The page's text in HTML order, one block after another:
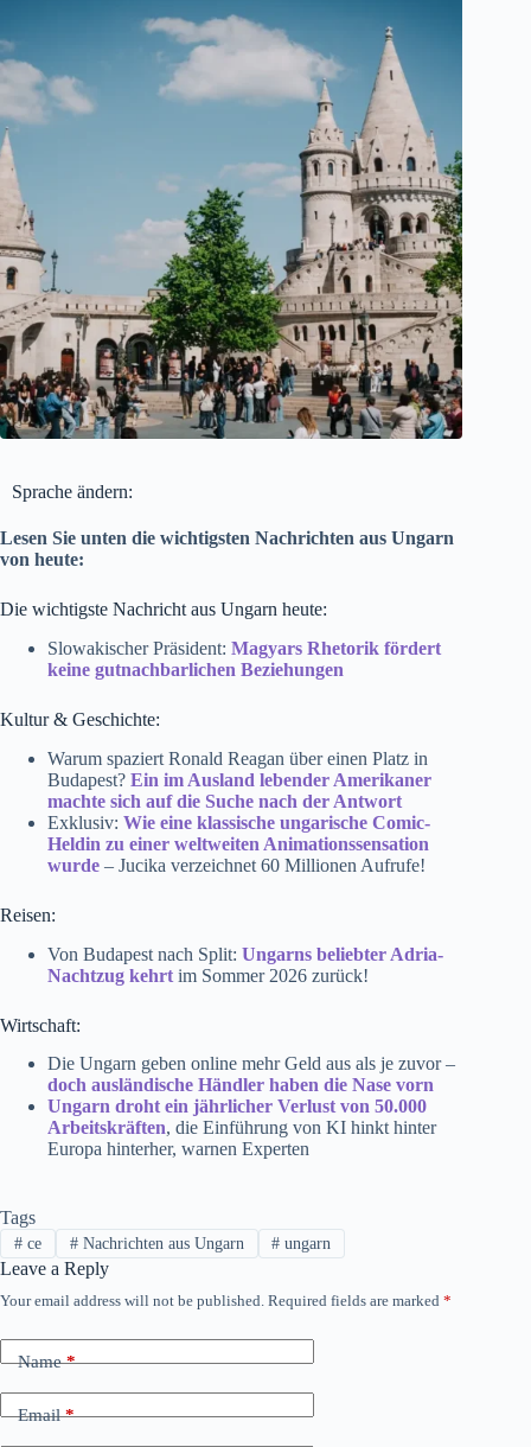
Sprache ändern:
Lesen Sie unten die wichtigsten Nachrichten aus Ungarn
von heute:
Die wichtigste Nachricht aus Ungarn heute:
Slowakischer Präsident: Magyars Rhetorik fördert
keine gutnachbarlichen Beziehungen
Kultur & Geschichte:
Warum spaziert Ronald Reagan über einen Platz in
Budapest? Ein im Ausland lebender Amerikaner
machte sich auf die Suche nach der Antwort
Exklusiv: Wie eine klassische ungarische Comic-
Heldin zu einer weltweiten Animationssensation
wurde – Jucika verzeichnet 60 Millionen Aufrufe!
Reisen:
Von Budapest nach Split: Ungarns beliebter Adria-
Nachtzug kehrt im Sommer 2026 zurück!
Wirtschaft:
Die Ungarn geben online mehr Geld aus als je zuvor –
doch ausländische Händler haben die Nase vorn
Ungarn droht ein jährlicher Verlust von 50.000
Arbeitskräften, die Einführung von KI hinkt hinter
Europa hinterher, warnen Experten
Tags
#ce #Nachrichten aus Ungarn # ungarn
Leave a Reply
Your email address will not be published. Required fields are marked *
Name*
Email*